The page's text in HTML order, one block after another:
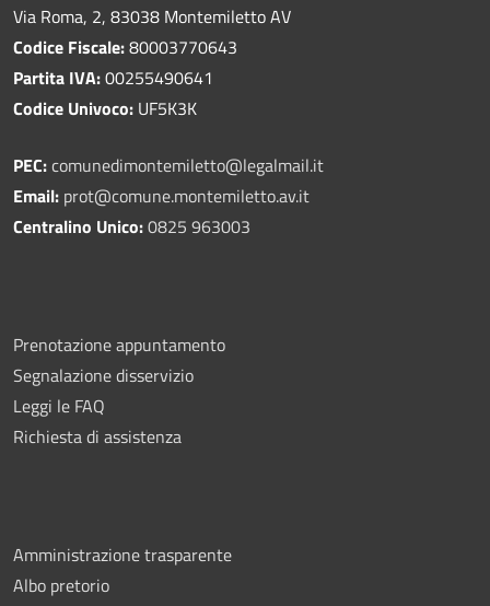
Via Roma, 2, 83038 Montemiletto AV
Codice Fiscale:80003770643
Partita IVA:00255490641
Codice Univoco: UF5K3K
PEC:comunedimontemiletto@legalmail.it
Email: prot@comune.montemiletto.av.it
Centralino Unico:0825 963003
Prenotazione appuntamento
Segnalazione disservizio
Leggi le FAQ
Richiesta di assistenza
Amministrazione trasparente
Albo pretorio